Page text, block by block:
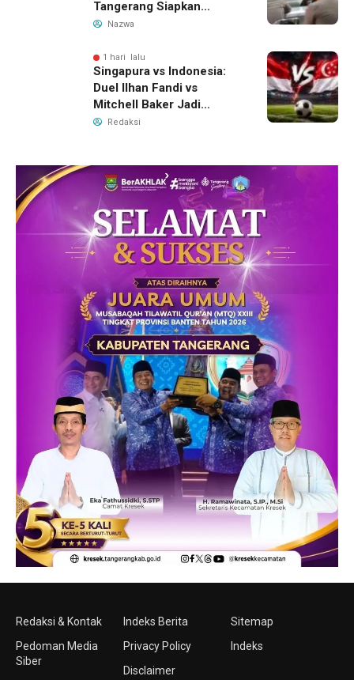
Tangerang Siapkan
Langkah Antisipasi Krisis
Nazwa
1 hari lalu
Singapura vs Indonesia:
Duel Ilhan Fandi vs
Mitchell Baker Jadi
Sorotan di Piala AFF 2026
Redaksi
Redaksi & Kontak
Pedoman Media
Siber
Indeks Berita
Privacy Policy
Disclaimer
Sitemap
Indeks